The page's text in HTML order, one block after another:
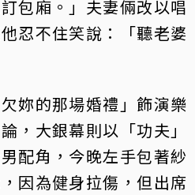
包廂。」夫妻倆改以唱
忍不住笑說：「聽老婆
妳的那場婚禮」飾演樂
，大銀幕則以「功夫」
配角，今晚左手包著紗
因為健身拉傷，但出席